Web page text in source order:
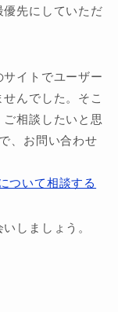
先にしていただ
イトでユーザー
んでした。そこ
相談したいと思
、お問い合わせ
ついて相談する
しましょう。